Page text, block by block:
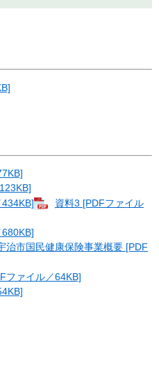
資料3 [PDFファイル
市国民健康保険事業概要 [PDF
ファイル／64KB]